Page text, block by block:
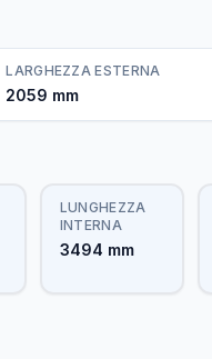
LARGHEZZA ESTERNA
2059 mm
LUNGHEZZA
INTERNA
3494 mm